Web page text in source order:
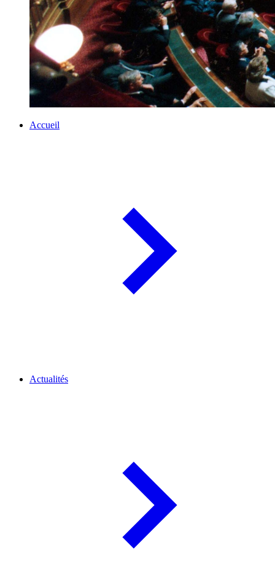
Accueil
Actualités